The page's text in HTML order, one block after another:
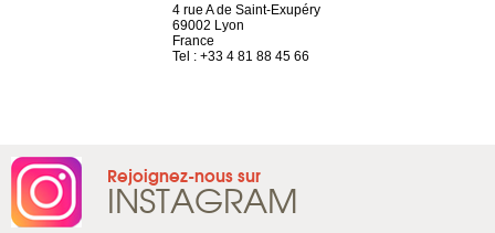
4 rue A de Saint-Exupéry
69002 Lyon
France
Tel : +33 4 81 88 45 66
Rejoignez-nous sur
INSTAGRAM